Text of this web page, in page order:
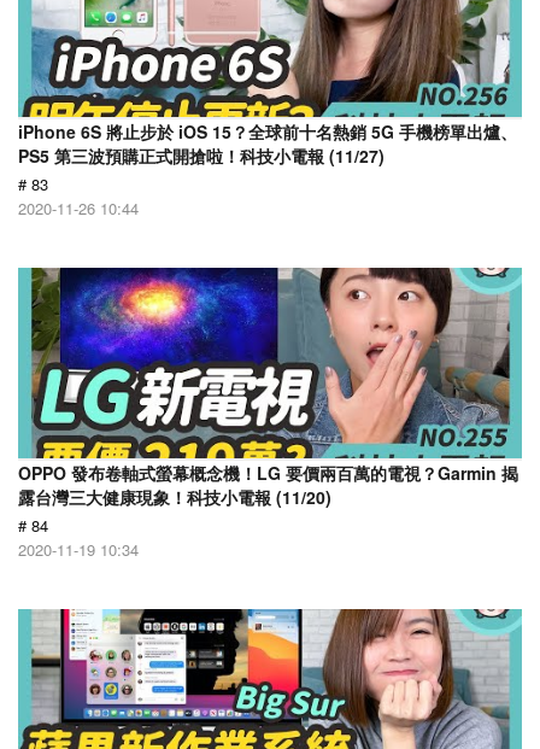
iPhone 6S 將止步於 iOS 15？全球前十名熱銷 5G 手機榜單出爐、
PS5 第三波預購正式開搶啦！科技小電報 (11/27)
# 83
2020-11-26 10:44
OPPO 發布卷軸式螢幕概念機！LG 要價兩百萬的電視？Garmin 揭
露台灣三大健康現象！科技小電報 (11/20)
# 84
2020-11-19 10:34